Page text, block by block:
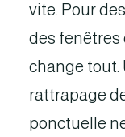
vite. Pour
des fenêtres
change tout.
rattrapage
ponctuelle